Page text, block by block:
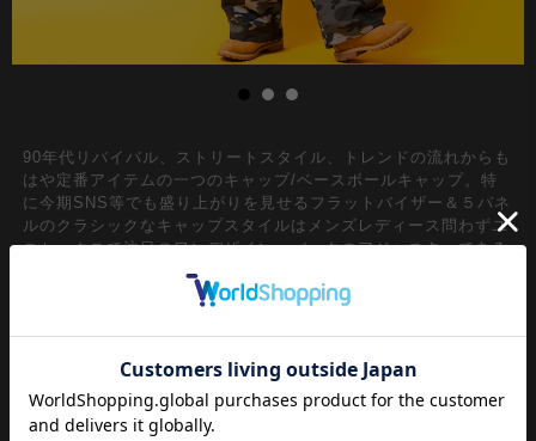
90年代リバイバル、ストリートスタイル、トレンドの流れからも
はや定番アイテムの一つのキャップ/ベースボールキャップ。特
に今期SNS等でも盛り上がりを見せるフラットバイザー＆５パネ
ルのクラシックなキャップスタイルはメンズレディース問わずユ
ニセックスで注目のワンデザイン。バックのアジャスターである
程度サイズを気にせずに被れるストレスフリーなギミックも◎
テッチ刺繍×品のあるポップ感を感じさせる色味のしっかりとし
た生地感のコットンコーデュロイ生地コンビがグッドムード。ボ
ディーカラーと刺繍カラーの配色の妙も絶妙かつエレガント。一
見してレトロでクラシカルな雰囲気たっぷりのフラットバイザー
×クラウンをラフに潰して被りたくなる５パネル×機能はもちろん